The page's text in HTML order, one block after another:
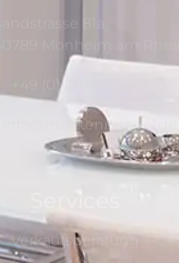
Sandstrasse 81a,
40789 Monheim am Rhein
+49 (0) 211 9425 664-0
info@huettenbuegel.de
Verkaufsberatung